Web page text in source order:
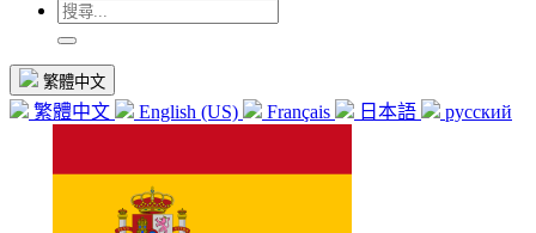
繁體中文
繁體中文 English (US) Français 日本語 русский